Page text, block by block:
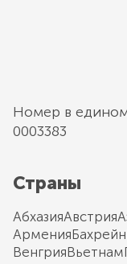
Номер в
0003383
Страны
АбхазияАвстрия
АрменияБахрейн
ВенгрияВьетнам